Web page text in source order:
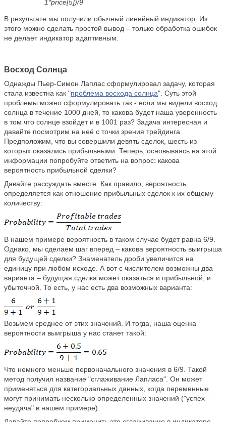
1*price[5])/9
В результате мы получили обычный линейный индикатор. Из
этого можно сделать простой вывод – только обработка ошибок
не делает индикатор адаптивным.
Восход Солнца
Однажды Пьер-Симон Лаплас сформулировал задачу, которая
стала известна как "проблема восхода солнца". Суть этой
проблемы можно сформулировать так - если мы видели восход
солнца в течение 1000 дней, то какова будет наша уверенность
в том что солнце взойдет и в 1001 раз? Задача интересная и
давайте посмотрим на неё с точки зрения трейдинга.
Предположим, что вы совершили девять сделок, шесть из
которых оказались прибыльными. Теперь, основываясь на этой
информации попробуйте ответить на вопрос: какова
вероятность прибыльной сделки?
Давайте рассуждать вместе. Как правило, вероятность
определяется как отношение прибыльных сделок к их общему
количеству:
В нашем примере вероятность в таком случае будет равна 6/9.
Однако, мы сделаем шаг вперед – какова вероятность выигрыша
для будущей сделки? Знаменатель дроби увеличится на
единицу при любом исходе. А вот с числителем возможны два
варианта – будущая сделка может оказаться и прибыльной, и
убыточной. То есть, у нас есть два возможных варианта:
Возьмем среднее от этих значений. И тогда, наша оценка
вероятности выигрыша у нас станет такой:
Что немного меньше первоначального значения в 6/9. Такой
метод получил название "сглаживание Лапласа". Он может
применяться для категориальных данных, когда переменные
могут принимать несколько определенных значений ("успех –
неудача" в нашем примере).